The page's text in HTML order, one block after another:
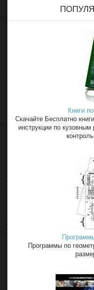
Книги
Скачайте Бесплатно
инструкции по
Программы по